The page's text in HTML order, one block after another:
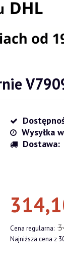
Wysyłka
Dostawa:
Cena regularna:
Najniższa cena z